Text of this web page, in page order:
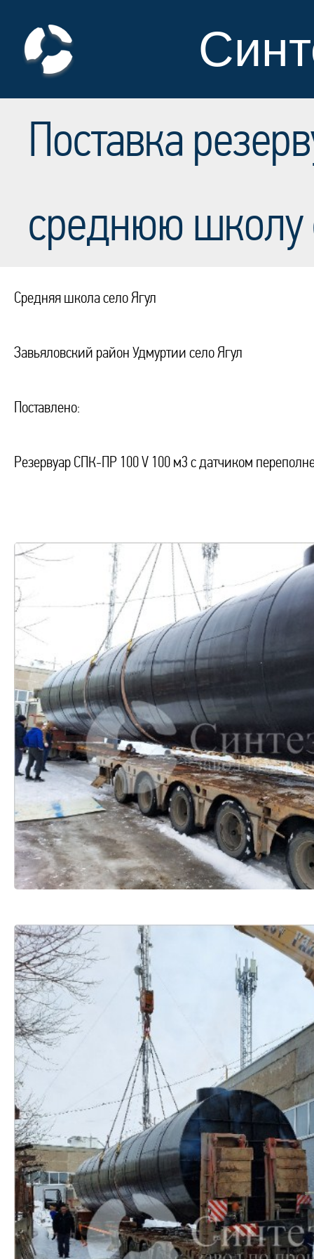
Поставка
среднюю школу
Средняя школа село Ягул
Завьяловский район Удмуртии село Ягул
Поставлено:
Резервуар СПК-ПР 100 V 100 м3 с датчиком